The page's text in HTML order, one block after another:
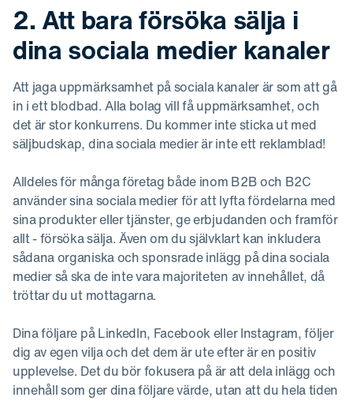
2. Att bara försöka sälja i
dina sociala medier kanaler
Att jaga uppmärksamhet på sociala kanaler är som att gå
in i ett blodbad. Alla bolag vill få uppmärksamhet, och
det är stor konkurrens. Du kommer inte sticka ut med
säljbudskap, dina sociala medier är inte ett reklamblad!
Alldeles för många företag både inom B2B och B2C
använder sina sociala medier för att lyfta fördelarna med
sina produkter eller tjänster, ge erbjudanden och framför
allt - försöka sälja. Även om du självklart kan inkludera
sådana organiska och sponsrade inlägg på dina sociala
medier så ska de inte vara majoriteten av innehållet, då
tröttar du ut mottagarna.
Dina följare på LinkedIn, Facebook eller Instagram, följer
dig av egen vilja och det dem är ute efter är en positiv
upplevelse. Det du bör fokusera på är att dela inlägg och
innehåll som ger dina följare värde, utan att du hela tiden